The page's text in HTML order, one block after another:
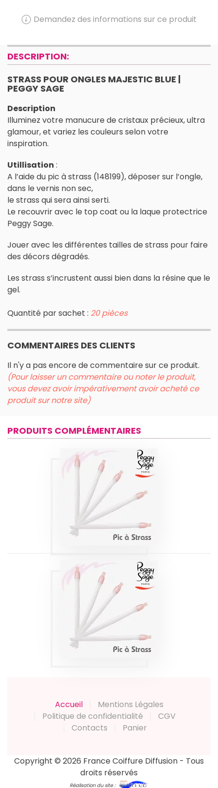
Demandez des informations sur ce produit
DESCRIPTION:
STRASS POUR ONGLES MAJESTIC BLUE |
PEGGY SAGE
Description
Illuminez votre manucure de cristaux précieux, ultra
glamour, et variez les couleurs selon votre
inspiration.
Utillisation :
A l’aide du pic à strass (148199), déposer sur l’ongle,
dans le vernis non sec,
le strass qui sera ainsi serti.
Le recouvrir avec le top coat ou la laque protectrice
Peggy Sage.
Jouer avec les différentes tailles de strass pour faire
des décors dégradés.
Les strass s’incrustent aussi bien dans la résine que le
gel.
Quantité par sachet : 20 pièces
COMMENTAIRES DES CLIENTS
Il n'y a pas encore de commentaire sur ce produit.
(Pour laisser un commentaire ou noter le produit,
vous devez avoir impérativement avoir acheté ce
produit sur notre site)
PRODUITS COMPLÉMENTAIRES
PIC À STRASS X5
PEGGY SAGE
Produits
PIC À STRASS X5
PEGGY SAGE
Produits
Accueil
Mentions Légales
Politique de confidentialité
CGV
Contacts
Panier
Copyright © 2026 France Coiffure Diffusion - Tous
droits réservés
Réalisation du site :